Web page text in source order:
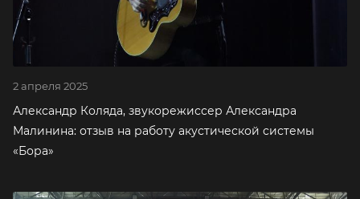
2 апреля 2025
Александр Коляда, звукорежиссер Александра
Малинина:‎ отзыв на работу акустической системы
«Бора»